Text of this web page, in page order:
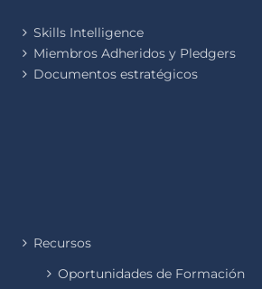
Skills Intelligence
Miembros Adheridos y Pledgers
Documentos estratégicos
Recursos
Oportunidades de Formación